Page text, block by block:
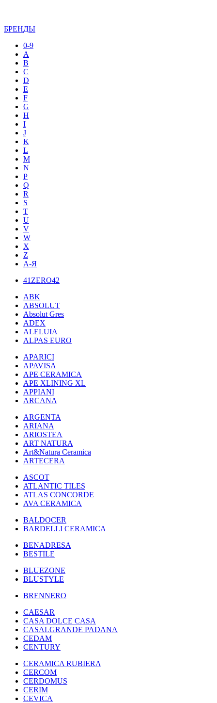
БРЕНДЫ
0-9
A
B
C
D
E
F
G
H
I
J
K
L
M
N
P
Q
R
S
T
U
V
W
X
Z
А-Я
41ZERO42
ABK
ABSOLUT
Absolut Gres
ADEX
ALELUIA
ALPAS EURO
APARICI
APAVISA
APE CERAMICA
APE XLINING XL
APPIANI
ARCANA
ARGENTA
ARIANA
ARIOSTEA
ART NATURA
Art&Natura Ceramica
ARTECERA
ASCOT
ATLANTIC TILES
ATLAS CONCORDE
AVA CERAMICA
BALDOCER
BARDELLI CERAMICA
BENADRESA
BESTILE
BLUEZONE
BLUSTYLE
BRENNERO
CAESAR
CASA DOLCE CASA
CASALGRANDE PADANA
CEDAM
CENTURY
CERAMICA RUBIERA
CERCOM
CERDOMUS
CERIM
CEVICA